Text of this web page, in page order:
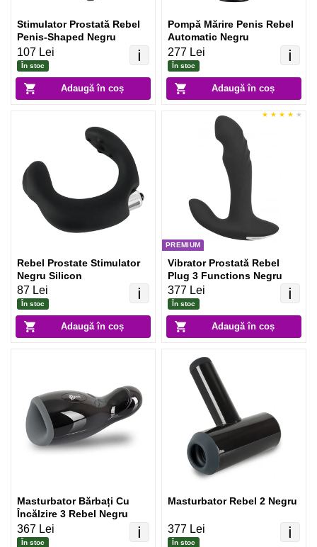
Adaugă în coș
ℹ️
Stimulator Prostată Rebel
Penis-Shaped Negru
107 Lei
În stoc
Adaugă în coș
ℹ️
Pompă Mărire Penis Rebel
Automatic Negru
277 Lei
În stoc
Adaugă în coș
ℹ️
Rebel Prostate Stimulator
Negru Silicon
87 Lei
În stoc
PREMIUM
Adaugă în coș
ℹ️
Vibrator Prostată Rebel
Plug 3 Functions Negru
377 Lei
În stoc
ℹ️
Masturbator Bărbați Cu
Încălzire 3 Rebel Negru
367 Lei
În stoc
ℹ️
Masturbator Rebel 2 Negru
377 Lei
În stoc